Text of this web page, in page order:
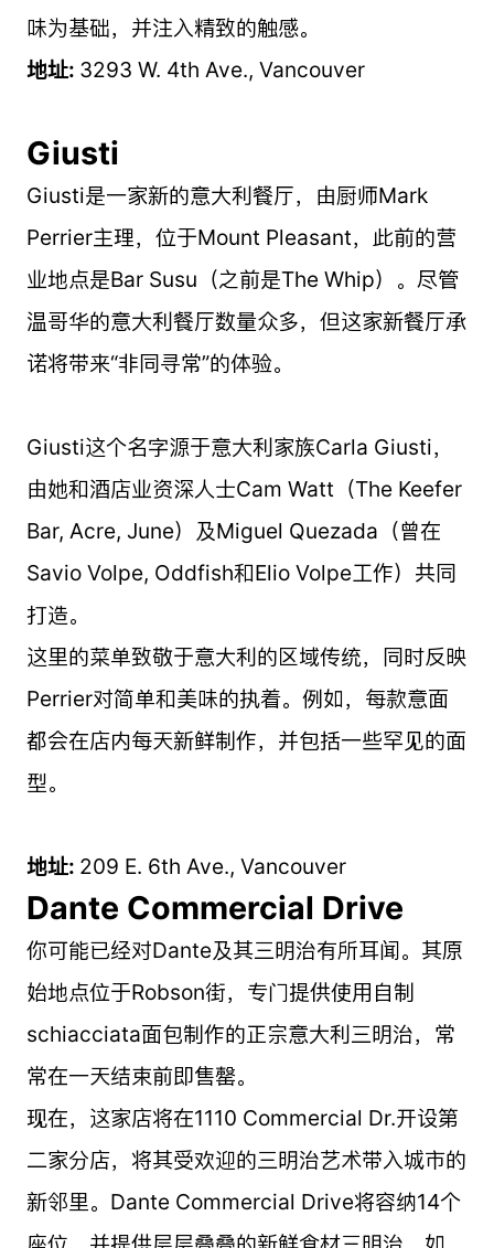
味为基础，并注入精致的触感。
地址: 3293 W. 4th Ave., Vancouver
Giusti
Giusti是一家新的意大利餐厅，由厨师Mark
Perrier主理，位于Mount Pleasant，此前的营
业地点是Bar Susu（之前是The Whip）。尽管
温哥华的意大利餐厅数量众多，但这家新餐厅承
诺将带来“非同寻常”的体验。
Giusti这个名字源于意大利家族Carla Giusti，
由她和酒店业资深人士Cam Watt（The Keefer
Bar, Acre, June）及Miguel Quezada（曾在
Savio Volpe, Oddfish和Elio Volpe工作）共同
打造。
这里的菜单致敬于意大利的区域传统，同时反映
Perrier对简单和美味的执着。例如，每款意面
都会在店内每天新鲜制作，并包括一些罕见的面
型。
地址: 209 E. 6th Ave., Vancouver
Dante Commercial Drive
你可能已经对Dante及其三明治有所耳闻。其原
始地点位于Robson街，专门提供使用自制
schiacciata面包制作的正宗意大利三明治，常
常在一天结束前即售罄。
现在，这家店将在1110 Commercial Dr.开设第
二家分店，将其受欢迎的三明治艺术带入城市的
新邻里。Dante Commercial Drive将容纳14个